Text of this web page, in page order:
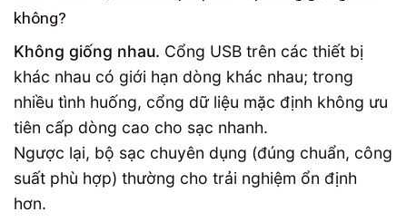
không?
Không giống nhau. Cổng USB trên các thiết bị
khác nhau có giới hạn dòng khác nhau; trong
nhiều tình huống, cổng dữ liệu mặc định không ưu
tiên cấp dòng cao cho sạc nhanh.
Ngược lại, bộ sạc chuyên dụng (đúng chuẩn, công
suất phù hợp) thường cho trải nghiệm ổn định
hơn.